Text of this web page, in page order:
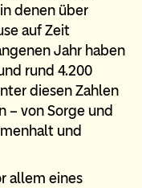
denen über
auf Zeit
Jahr haben
rund 4.200
diesen Zahlen
– von Sorge und
und
allem eines